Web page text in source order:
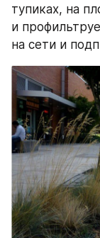
тупиках, на
и
на сети и